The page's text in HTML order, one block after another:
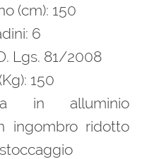
€.
attuale
(cm): 150
6
Lgs. 81/2008
150
in alluminio
ingombro ridotto